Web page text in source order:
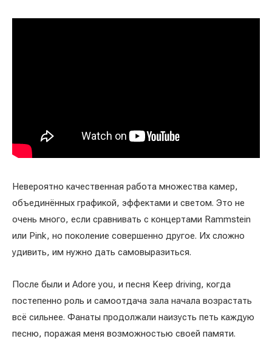
Невероятно качественная работа множества камер,
объединённых графикой, эффектами и светом. Это не
очень много, если сравнивать с концертами Rammstein
или Pink, но поколение совершенно другое. Их сложно
удивить, им нужно дать самовыразиться.
После были и Adore you, и песня Keep driving, когда
постепенно роль и самоотдача зала начала возрастать
всё сильнее. Фанаты продолжали наизусть петь каждую
песню, поражая меня возможностью своей памяти.